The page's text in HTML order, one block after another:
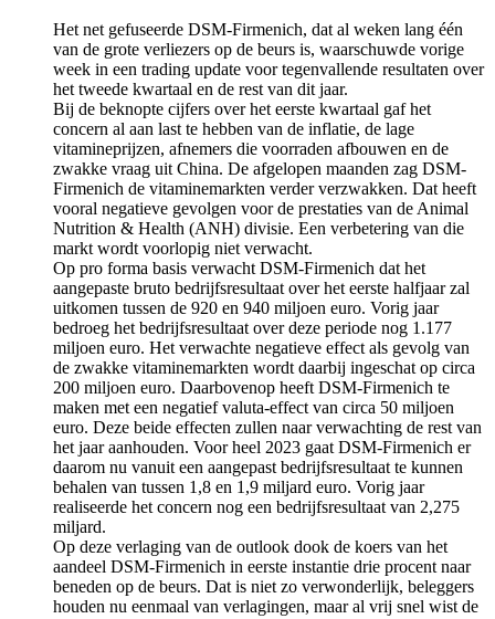
Het net gefuseerde DSM-Firmenich, dat al weken lang één
van de grote verliezers op de beurs is, waarschuwde vorige
week in een trading update voor tegenvallende resultaten over
het tweede kwartaal en de rest van dit jaar.
Bij de beknopte cijfers over het eerste kwartaal gaf het
concern al aan last te hebben van de inflatie, de lage
vitamineprijzen, afnemers die voorraden afbouwen en de
zwakke vraag uit China. De afgelopen maanden zag DSM-
Firmenich de vitaminemarkten verder verzwakken. Dat heeft
vooral negatieve gevolgen voor de prestaties van de Animal
Nutrition & Health (ANH) divisie. Een verbetering van die
markt wordt voorlopig niet verwacht.
Op pro forma basis verwacht DSM-Firmenich dat het
aangepaste bruto bedrijfsresultaat over het eerste halfjaar zal
uitkomen tussen de 920 en 940 miljoen euro. Vorig jaar
bedroeg het bedrijfsresultaat over deze periode nog 1.177
miljoen euro. Het verwachte negatieve effect als gevolg van
de zwakke vitaminemarkten wordt daarbij ingeschat op circa
200 miljoen euro. Daarbovenop heeft DSM-Firmenich te
maken met een negatief valuta-effect van circa 50 miljoen
euro. Deze beide effecten zullen naar verwachting de rest van
het jaar aanhouden. Voor heel 2023 gaat DSM-Firmenich er
daarom nu vanuit een aangepast bedrijfsresultaat te kunnen
behalen van tussen 1,8 en 1,9 miljard euro. Vorig jaar
realiseerde het concern nog een bedrijfsresultaat van 2,275
miljard.
Op deze verlaging van de outlook dook de koers van het
aandeel DSM-Firmenich in eerste instantie drie procent naar
beneden op de beurs. Dat is niet zo verwonderlijk, beleggers
houden nu eenmaal van verlagingen, maar al vrij snel wist de